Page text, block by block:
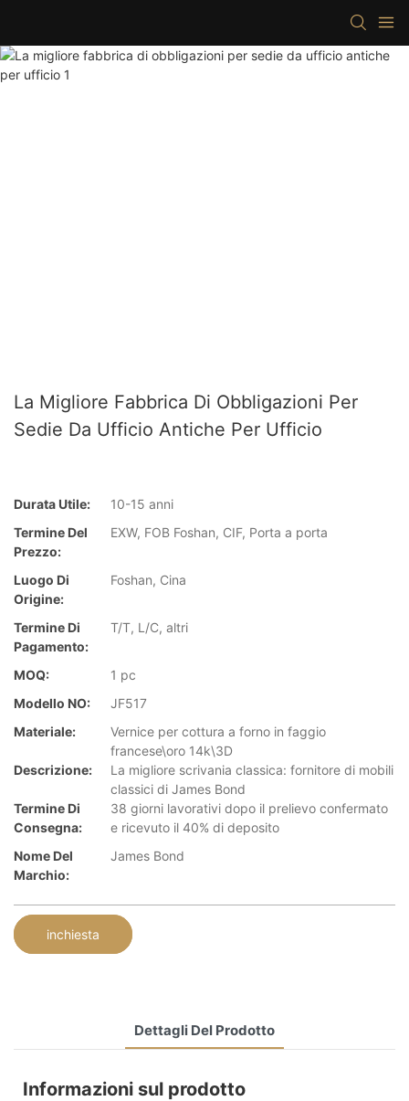
La Migliore Fabbrica Di Obbligazioni Per
Sedie Da Ufficio Antiche Per Ufficio
Durata Utile:
10-15 anni
Termine Del
Prezzo:
EXW, FOB Foshan, CIF, Porta a porta
Luogo Di
Origine:
Foshan, Cina
Termine Di
Pagamento:
T/T, L/C, altri
MOQ:
1 pc
Modello NO:
JF517
Materiale:
Vernice per cottura a forno in faggio
francese\oro 14k\3D
Descrizione:
La migliore scrivania classica: fornitore di mobili
classici di James Bond
Termine Di
Consegna:
38 giorni lavorativi dopo il prelievo confermato
e ricevuto il 40% di deposito
Nome Del
Marchio:
James Bond
inchiesta
Dettagli Del Prodotto
Informazioni sul prodotto